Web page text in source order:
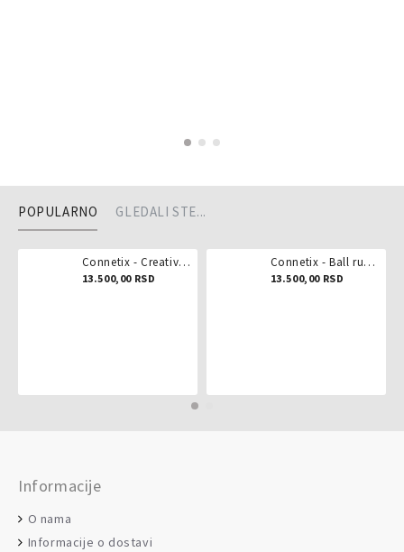
POPULARNO GLEDALI STE...
Connetix - Creative pack 102 dela
13.500,00 RSD
Connetix - Ball run pastel 106 delova
13.500,00 RSD
Informacije
O nama
Informacije o dostavi